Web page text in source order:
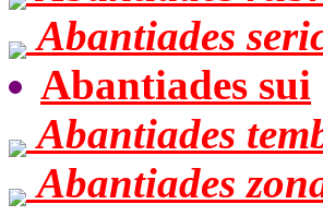
Abantiades
Abantiades sui
Abantiades
Abantiades